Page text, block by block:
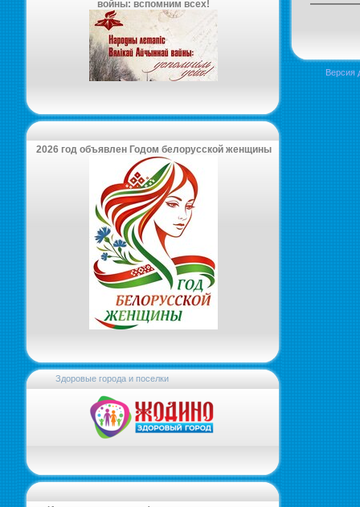
войны: вспомним всех!
2026 год объявлен Годом белорусской женщины
Здоровые города и поселки
Версия